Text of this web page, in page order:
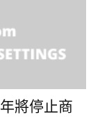
將停止商